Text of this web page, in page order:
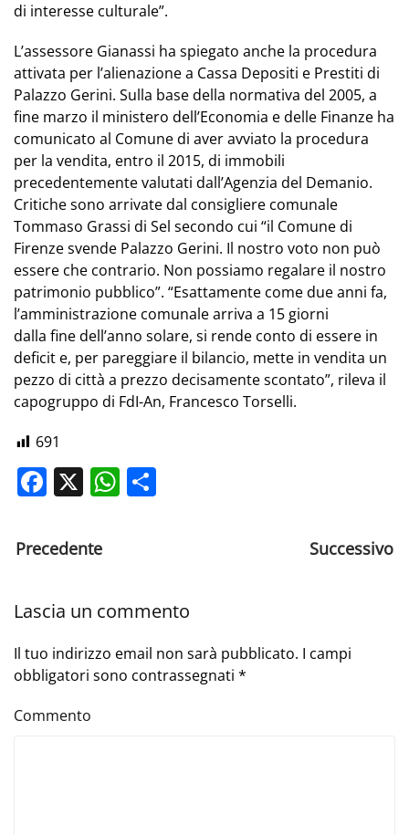
di interesse culturale”.
L’assessore Gianassi ha spiegato anche la procedura
attivata per l’alienazione a Cassa Depositi e Prestiti di
Palazzo Gerini. Sulla base della normativa del 2005, a
fine marzo il ministero dell’Economia e delle Finanze ha
comunicato al Comune di aver avviato la procedura
per la vendita, entro il 2015, di immobili
precedentemente valutati dall’Agenzia del Demanio.
Critiche sono arrivate dal consigliere comunale
Tommaso Grassi di Sel secondo cui “il Comune di
Firenze svende Palazzo Gerini. Il nostro voto non può
essere che contrario. Non possiamo regalare il nostro
patrimonio pubblico”. “Esattamente come due anni fa,
l’amministrazione comunale arriva a 15 giorni
dalla fine dell’anno solare, si rende conto di essere in
deficit e, per pareggiare il bilancio, mette in vendita un
pezzo di città a prezzo decisamente scontato”, rileva il
capogruppo di FdI-An, Francesco Torselli.
691
Facebook
X WhatsApp
Precedente Successivo
Lascia un commento
Il tuo indirizzo email non sarà pubblicato. I campi
obbligatori sono contrassegnati *
Commento